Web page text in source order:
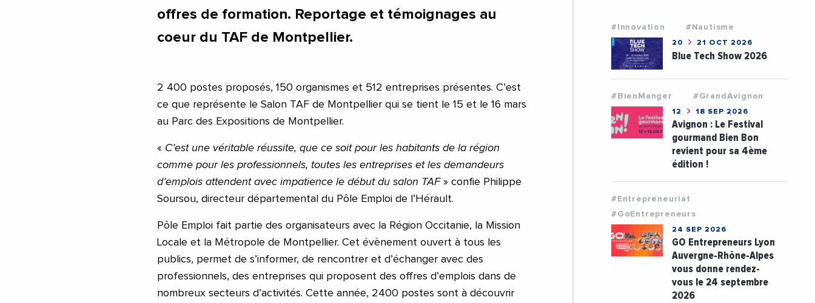
offres de formation. Reportage et témoignages au
coeur du TAF de Montpellier.
2 400 postes proposés, 150 organismes et 512 entreprises présentes. C’est
ce que représente le Salon TAF de Montpellier qui se tient le 15 et le 16 mars
au Parc des Expositions de Montpellier.
« C’est une véritable réussite, que ce soit pour les habitants de la région
comme pour les professionnels, toutes les entreprises et les demandeurs
d’emplois attendent avec impatience le début du salon TAF» confie Philippe
Soursou, directeur départemental du Pôle Emploi de l’Hérault.
Pôle Emploi fait partie des organisateurs avec la Région Occitanie, la Mission
Locale et la Métropole de Montpellier. Cet évènement ouvert à tous les
publics, permet de s’informer, de rencontrer et d’échanger avec des
professionnels, des entreprises qui proposent des offres d’emplois dans de
nombreux secteurs d’activités. Cette année, 2400 postes sont à découvrir
#Innovation #Nautisme
20 21 OCT 2026
Blue Tech Show 2026
#BienManger #GrandAvignon
12 18 SEP 2026
Avignon : Le Festival
gourmand Bien Bon
revient pour sa 4ème
édition !
#Entrepreneuriat
#GoEntrepreneurs
24 SEP 2026
GO Entrepreneurs Lyon
Auvergne-Rhône-Alpes
vous donne rendez-
vous le 24 septembre
2026